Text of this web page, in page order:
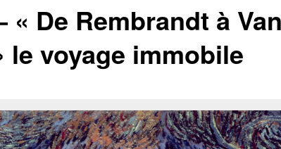
« De Rembrandt à Van
le voyage immobile